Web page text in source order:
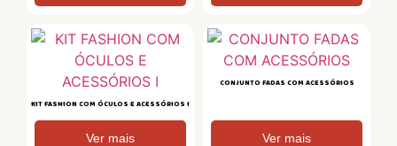
KIT FASHION COM ÓCULOS E ACESSÓRIOS I
Ver mais
CONJUNTO FADAS COM ACESSÓRIOS
Ver mais